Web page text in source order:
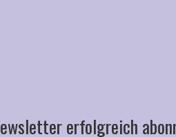
erfolgreich